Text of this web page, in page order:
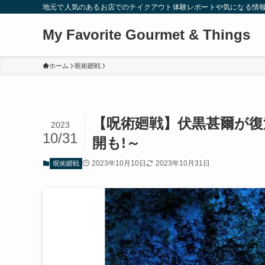
地元で人気のあるお店でのテイクアウト体験レポートや気になる情
My Favorite Gourmet & Things
ホーム 呪術廻戦
【呪術廻戦】伏黒甚爾が
開も!～
2023
10/31
呪術廻戦 2023年10月10日 2023年10月31日